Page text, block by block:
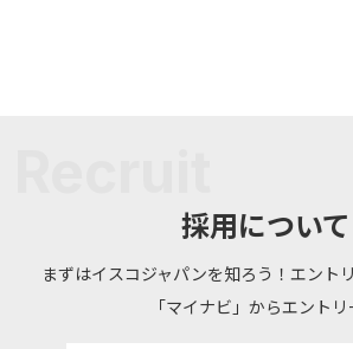
採用について
まずはイスコジャパンを知ろう！エント
「マイナビ」からエントリ